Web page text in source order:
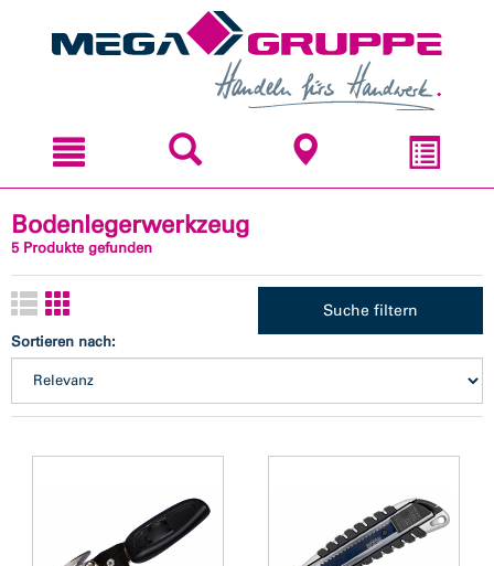
Bodenlegerwerkzeug
5 Produkte gefunden
Suche filtern
Sortieren nach: